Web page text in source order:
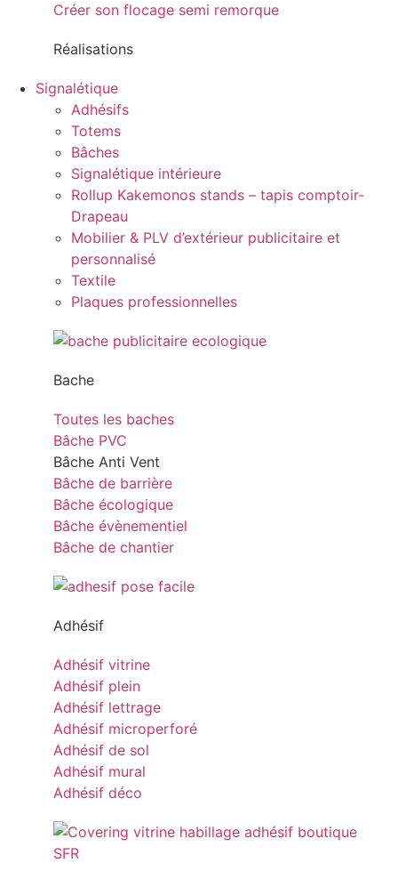
Créer son flocage semi remorque
Réalisations
Signalétique
Adhésifs
Totems
Bâches
Signalétique intérieure
Rollup Kakemonos stands – tapis comptoir-
Drapeau
Mobilier & PLV d’extérieur publicitaire et
personnalisé
Textile
Plaques professionnelles
Bache
Toutes les baches
Bâche PVC
Bâche Anti Vent
Bâche de barrière
Bâche écologique
Bâche évènementiel
Bâche de chantier
Adhésif
Adhésif vitrine
Adhésif plein
Adhésif lettrage
Adhésif microperforé
Adhésif de sol
Adhésif mural
Adhésif déco